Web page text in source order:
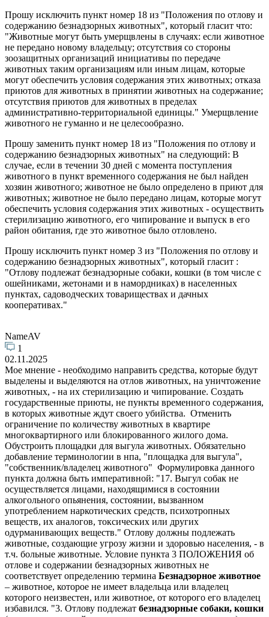
Прошу исключить пункт номер 18 из "Положения по отлову и
содержанию безнадзорных животных", который гласит что:
"Животные могут быть умерщвлены в случаях: если животное
не передано новому владельцу; отсутствия со стороны
зоозащитных организаций инициативы по передаче
животных таким организациям или иным лицам, которые
могут обеспечить условия содержания этих животных; отказа
приютов для животных в принятии животных на содержание;
отсутствия приютов для животных в пределах
административно-территориальной единицы." Умерщвление
животного не гуманно и не целесообразно.
Прошу заменить пункт номер 18 из "Положения по отлову и
содержанию безнадзорных животных" на следующий: В
случае, если в течении 30 дней с момента поступления
животного в пункт временного содержания не был найден
хозяин животного; животное не было определено в приют для
животных; животное не было передано лицам, которые могут
обеспечить условия содержания этих животных - осуществить
стерилизацию животного, его чипирование и выпуск в его
район обитания, где это животное было отловлено.
Прошу исключить пункт номер 3 из "Положения по отлову и
содержанию безнадзорных животных", который гласит :
"Отлову подлежат безнадзорные собаки, кошки (в том числе с
ошейниками, жетонами и в намордниках) в населенных
пунктах, садоводческих товариществах и дачных
кооперативах."
NameAV
1
02.11.2025
Мое мнение - необходимо направить средства, которые будут
выделены и выделяются на отлов животных, на уничтожение
животных, - на их стерилизацию и чипирование. Создать
государственные приюты, не пункты временного содержания,
в которых животные ждут своего убийства. Отменить
ограничение по количеству животных в квартире
многоквартирного или блокированного жилого дома.
Обустроить площадки для выгула животных. Обязательно
добавление терминологии в нпа, "площадка для выгула",
"собственник/владелец животного" Формулировка данного
пункта должна быть императивной: "17. Выгул собак не
осуществляется лицами, находящимися в состоянии
алкогольного опьянения, состоянии, вызванном
употреблением наркотических средств, психотропных
веществ, их аналогов, токсических или других
одурманивающих веществ." Отлову должны подлежать
животные, создающие угрозу жизни и здоровью населения, - в
т.ч. больные животные. Условие пункта 3 ПОЛОЖЕНИЯ об
отлове и содержании безнадзорных животных не
соответствует определению термина Безнадзорное животное
– животное, которое не имеет владельца или владелец
которого неизвестен, или животное, от которого его владелец
избавился. "3. Отлову подлежат безнадзорные собаки, кошки